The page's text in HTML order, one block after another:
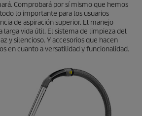
Comprobará por sí mismo que hemos
lo importante para los usuarios
de aspiración superior. El manejo
larga vida útil. El sistema de limpieza del
y silencioso. Y accesorios que hacen
en cuanto a versatilidad y funcionalidad.